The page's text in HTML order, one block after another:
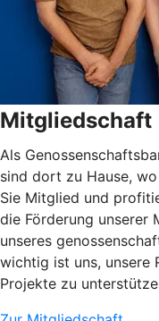
Mitgliedschaft
Als
sind dort zu Hause,
Sie Mitglied und
die Förderung unserer
unseres
wichtig ist uns, unsere
Projekte zu